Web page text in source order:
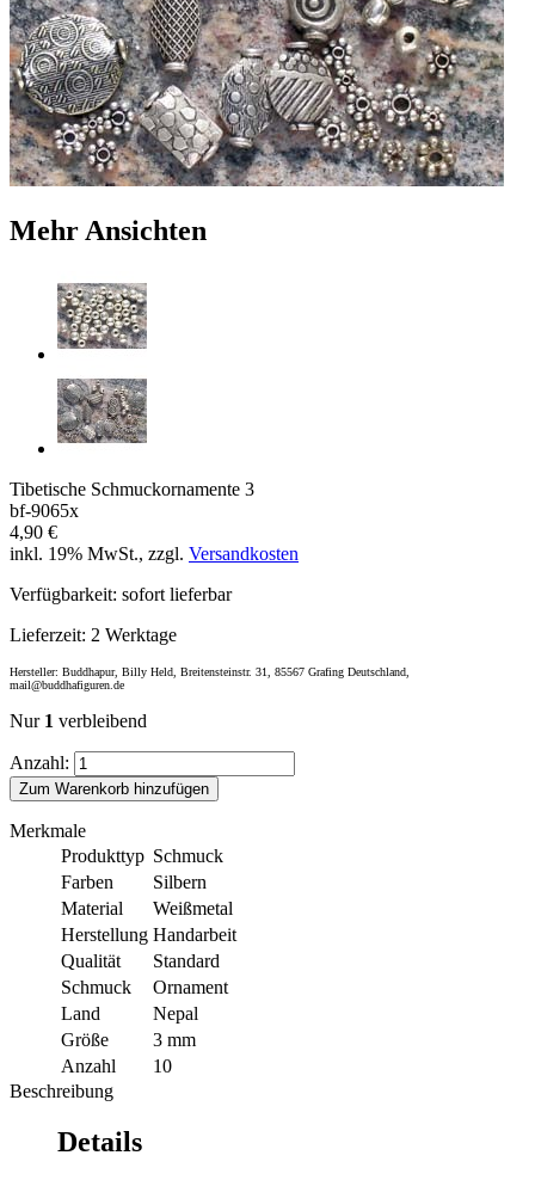
Mehr Ansichten
Tibetische Schmuckornamente 3
bf-9065x
4,90 €
inkl. 19% MwSt., zzgl. Versandkosten
Verfügbarkeit: sofort lieferbar
Lieferzeit: 2 Werktage
Hersteller: Buddhapur, Billy Held, Breitensteinstr. 31, 85567 Grafing Deutschland,
mail@buddhafiguren.de
Nur 1 verbleibend
Anzahl:
Zum Warenkorb hinzufügen
Merkmale
Produkttyp Schmuck
Farben
Silbern
Material
Weißmetal
Herstellung Handarbeit
Qualität
Standard
Schmuck
Ornament
Land
Nepal
Größe
3 mm
Anzahl
10
Beschreibung
Details